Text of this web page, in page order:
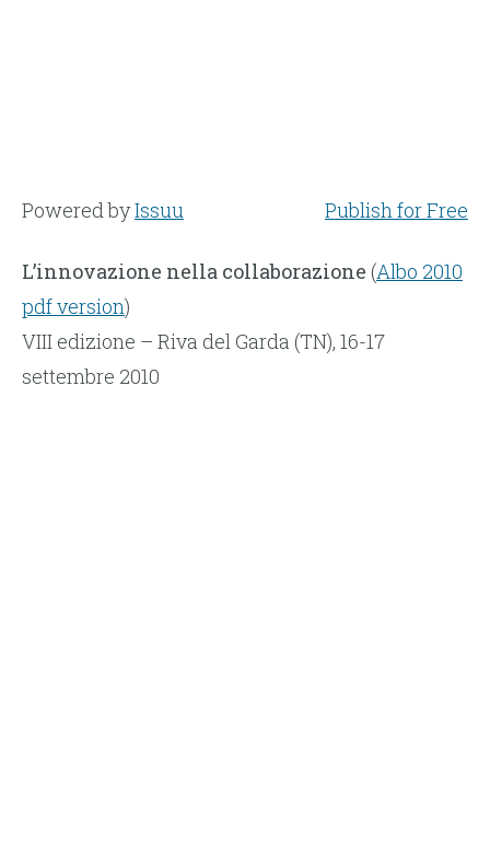
Powered byIssuu Publish for Free
L’innovazione nella collaborazione (Albo 2010
pdf version)
VIII edizione – Riva del Garda (TN), 16-17
settembre 2010